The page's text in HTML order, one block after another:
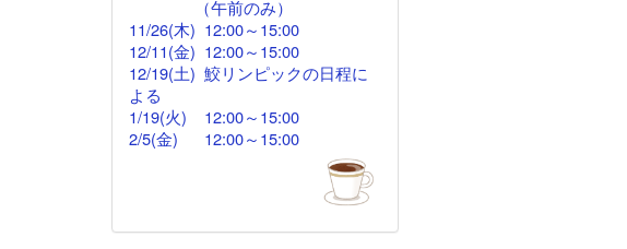
（午前のみ）
11/26(木) 12:00～15:00
12/11(金) 12:00～15:00
12/19(土) 鮫リンピックの日程に
よる
1/19(火) 12:00～15:00
2/5(金) 12:00～15:00